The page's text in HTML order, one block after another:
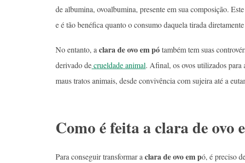
de albumina, ovoalbumina, presente em sua composição.
e é tão benéfica quanto o consumo daquela tirada
No entanto, aclara de ovo em pótambém tem suas
derivado decrueldade animal. Afinal, os ovos utilizados para
maus tratos animais, desde convivência com sujeira até a
Como é feita a clara de ovo
Para conseguir transformar aclara de ovo em pó, é preciso